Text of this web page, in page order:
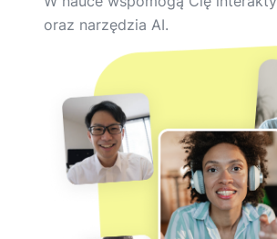
oraz narzędzia AI.